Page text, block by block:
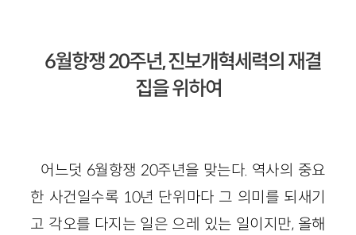
6월항쟁 20주년, 진보개혁세력의 재결
집을 위하여
어느덧 6월항쟁 20주년을 맞는다. 역사의 중요
한 사건일수록 10년 단위마다 그 의미를 되새기
고 각오를 다지는 일은 으레 있는 일이지만, 올해